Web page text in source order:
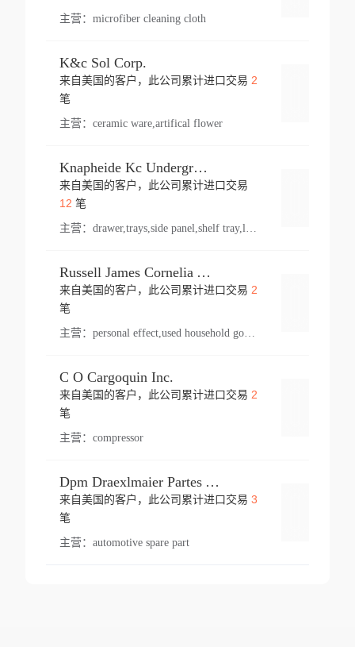
主营： microfiber cleaning cloth
K&c Sol Corp.
来自美国的客户，此公司累计进口交易 2
笔
主营： ceramic ware,artifical flower
Knapheide Kc Underground
来自美国的客户，此公司累计进口交易
12 笔
主营：
Russell James Cornelia Arlington Va
来自美国的客户，此公司累计进口交易 2
笔
主营： personal effect,used household goods
C O Cargoquin Inc.
来自美国的客户，此公司累计进口交易 2
笔
主营： compressor
Dpm Draexlmaier Partes Automotrices Corr Ind Huejotzingo
来自美国的客户，此公司累计进口交易 3
笔
主营： automotive spare part